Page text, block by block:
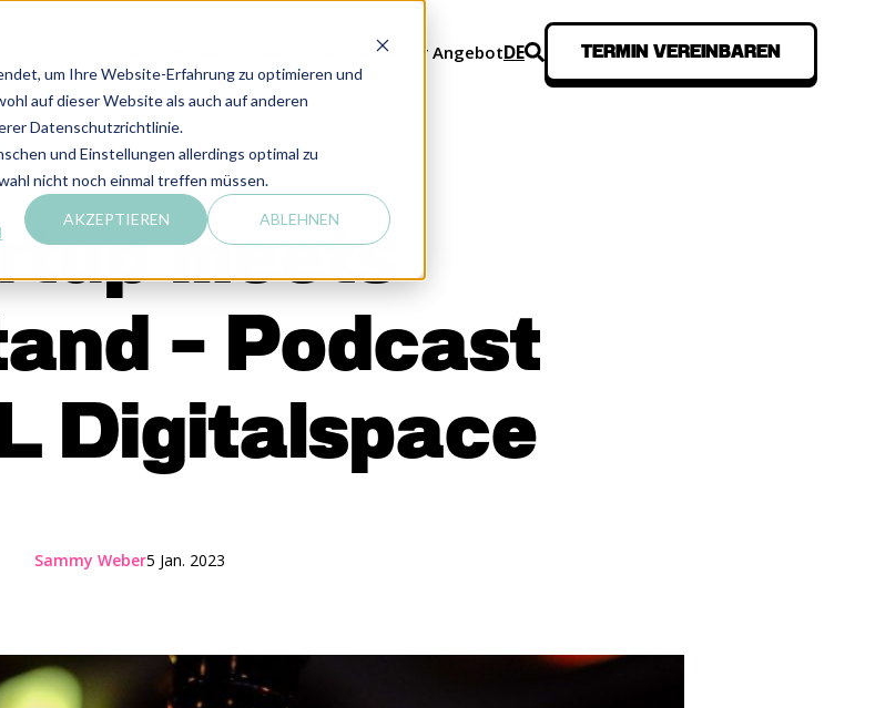
um Ihre Website-Erfahrung zu optimieren und
auf dieser Website als auch auf anderen
Datenschutzrichtlinie.
und Einstellungen allerdings optimal zu
nicht noch einmal treffen müssen.
AKZEPTIEREN ABLEHNEN
CONTENT & WISSEN
Team & MissionUnser AngebotDE TERMIN VEREINBAREN
meets
- Podcast
Digitalspace
5 Jan. 2023
Sammy Weber